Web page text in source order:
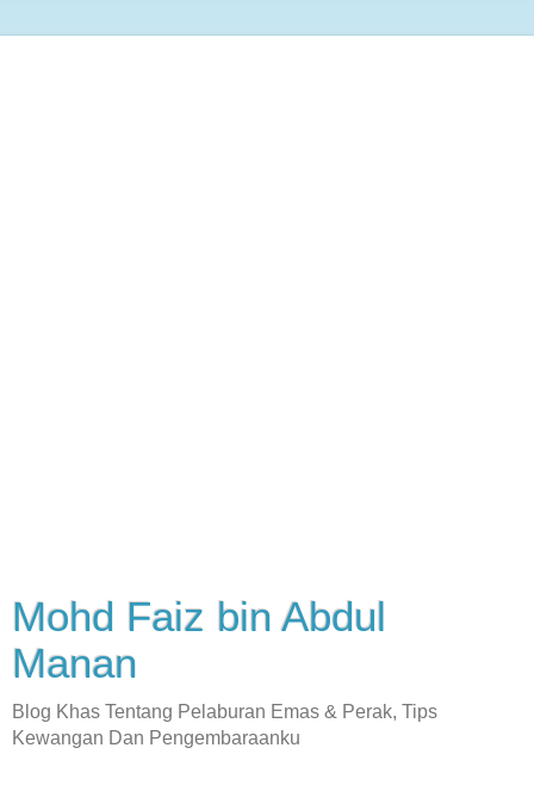
Mohd Faiz bin Abdul
Manan
Blog Khas Tentang Pelaburan Emas & Perak, Tips
Kewangan Dan Pengembaraanku